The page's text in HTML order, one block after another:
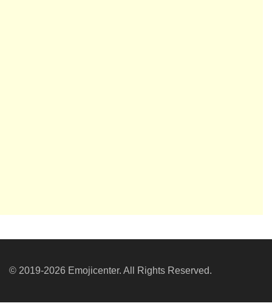
© 2019-2026 Emojicenter. All Rights Reserved.